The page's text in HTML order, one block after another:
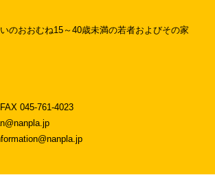
のおおむね15～40歳未満の若者およびその家
045-761-4023